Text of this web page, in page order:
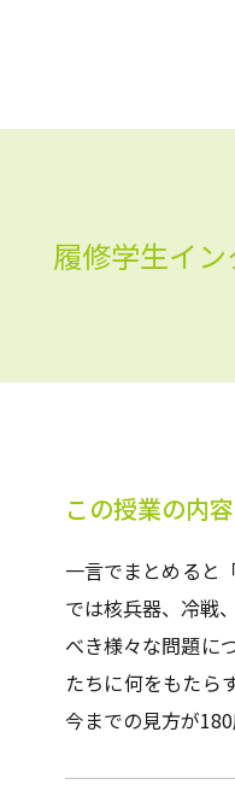
履修学生イン
この授業の内
一言でまとめると
では核兵器、冷戦
べき様々な問題に
たちに何をもたら
今までの見方が